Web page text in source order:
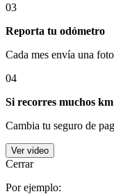
03
Reporta tu odómetro
Cada mes envía una
04
Si recorres muchos km
Cambia tu seguro de
Ver video
Cerrar
Por ejemplo: